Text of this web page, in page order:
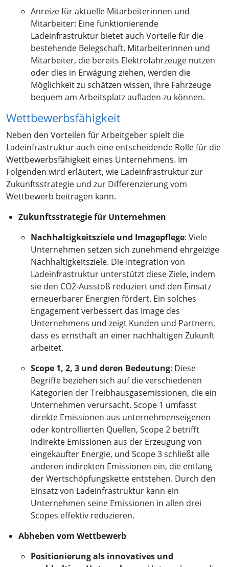
Anreize für aktuelle Mitarbeiterinnen und
Mitarbeiter: Eine funktionierende
Ladeinfrastruktur bietet auch Vorteile für die
bestehende Belegschaft. Mitarbeiterinnen und
Mitarbeiter, die bereits Elektrofahrzeuge nutzen
oder dies in Erwägung ziehen, werden die
Möglichkeit zu schätzen wissen, ihre Fahrzeuge
bequem am Arbeitsplatz aufladen zu können.
Wettbewerbsfähigkeit
Neben den Vorteilen für Arbeitgeber spielt die
Ladeinfrastruktur auch eine entscheidende Rolle für die
Wettbewerbsfähigkeit eines Unternehmens. Im
Folgenden wird erläutert, wie Ladeinfrastruktur zur
Zukunftsstrategie und zur Differenzierung vom
Wettbewerb beitragen kann.
Zukunftsstrategie für Unternehmen
Nachhaltigkeitsziele und Imagepflege: Viele
Unternehmen setzen sich zunehmend ehrgeizige
Nachhaltigkeitsziele. Die Integration von
Ladeinfrastruktur unterstützt diese Ziele, indem
sie den CO2-Ausstoß reduziert und den Einsatz
erneuerbarer Energien fördert. Ein solches
Engagement verbessert das Image des
Unternehmens und zeigt Kunden und Partnern,
dass es ernsthaft an einer nachhaltigen Zukunft
arbeitet.
Scope 1, 2, 3 und deren Bedeutung: Diese
Begriffe beziehen sich auf die verschiedenen
Kategorien der Treibhausgasemissionen, die ein
Unternehmen verursacht. Scope 1 umfasst
direkte Emissionen aus unternehmenseigenen
oder kontrollierten Quellen, Scope 2 betrifft
indirekte Emissionen aus der Erzeugung von
eingekaufter Energie, und Scope 3 schließt alle
anderen indirekten Emissionen ein, die entlang
der Wertschöpfungskette entstehen. Durch den
Einsatz von Ladeinfrastruktur kann ein
Unternehmen seine Emissionen in allen drei
Scopes effektiv reduzieren.
Abheben vom Wettbewerb
Positionierung als innovatives und